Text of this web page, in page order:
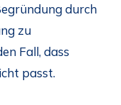
durch
zu
Fall, dass
passt.